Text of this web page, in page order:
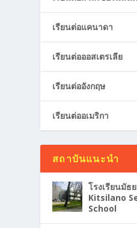
เรียนต่อแคนาดา
เรียนต่อออสเตรเลีย
เรียนต่ออังกฤษ
เรียนต่ออเมริกา
สถาบันแนะนำ
โรงเรียนมัธ
Kitsilano
School